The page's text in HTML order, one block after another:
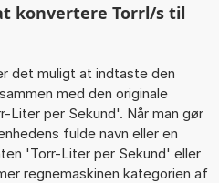
konvertere Torrl/s til
det muligt at indtaste den
med den originale
Liter per Sekund'. Når man gør
fulde navn eller en
'Torr-Liter per Sekund' eller
regnemaskinen kategorien af